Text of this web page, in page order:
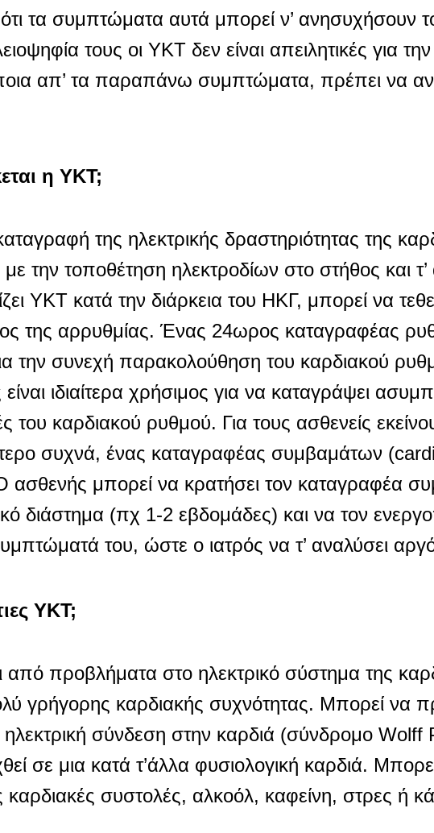
τα συμπτώματα αυτά μπορεί ν’ ανησυχήσουν
τους οι ΥΚΤ δεν είναι απειλητικές για
απ’ τα παραπάνω συμπτώματα, πρέπει να
η ΥΚΤ;
της ηλεκτρικής δραστηριότητας της
με την τοποθέτηση ηλεκτροδίων στο στήθος και
ΥΚΤ κατά την διάρκεια του ΗΚΓ, μπορεί να
της αρρυθμίας. Ένας 24ωρος καταγραφέας
την συνεχή παρακολούθηση του καρδιακού
ιδιαίτερα χρήσιμος για να καταγράψει
του καρδιακού ρυθμού. Για τους ασθενείς
συχνά, ένας καταγραφέας συμβαμάτων
ασθενής μπορεί να κρατήσει τον καταγραφέα
διάστημα (πχ 1-2 εβδομάδες) και να τον
του, ώστε ο ιατρός να τ’ αναλύσει
ΥΚΤ;
προβλήματα στο ηλεκτρικό σύστημα της
γρήγορης καρδιακής συχνότητας. Μπορεί να
ηλεκτρική σύνδεση στην καρδιά (σύνδρομο
σε μια κατά τ’άλλα φυσιολογική καρδιά.
καρδιακές συστολές, αλκοόλ, καφείνη, στρες ή